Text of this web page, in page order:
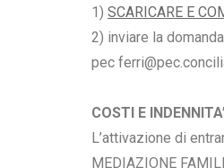
1) SCARICARE E
2) inviare la
pec
COSTI E
L’attivazione di
MEDIAZIONE